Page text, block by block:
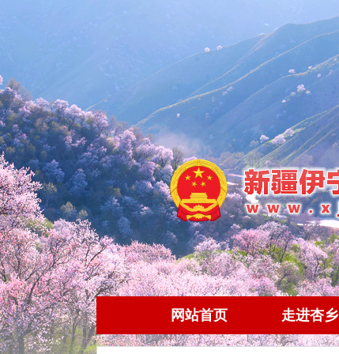
网站首页 走进杏乡